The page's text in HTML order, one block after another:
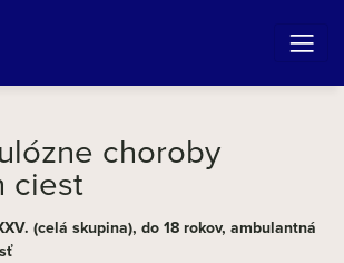
choroby
ciest
(celá skupina), do 18 rokov, ambulantná